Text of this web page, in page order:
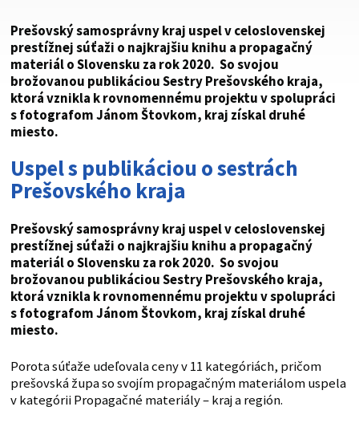
Prešovský samosprávny kraj uspel v celoslovenskej
prestížnej súťaži o najkrajšiu knihu a propagačný
materiál o Slovensku za rok 2020. So svojou
brožovanou publikáciou Sestry Prešovského kraja,
ktorá vznikla k rovnomennému projektu v spolupráci
s fotografom Jánom Štovkom, kraj získal druhé
miesto.
Uspel s publikáciou o sestrách
Prešovského kraja
Prešovský samosprávny kraj uspel v celoslovenskej
prestížnej súťaži o najkrajšiu knihu a propagačný
materiál o Slovensku za rok 2020. So svojou
brožovanou publikáciou Sestry Prešovského kraja,
ktorá vznikla k rovnomennému projektu v spolupráci
s fotografom Jánom Štovkom, kraj získal druhé
miesto.
Porota súťaže udeľovala ceny v 11 kategóriách, pričom
prešovská župa so svojím propagačným materiálom uspela
v kategórii Propagačné materiály – kraj a región.